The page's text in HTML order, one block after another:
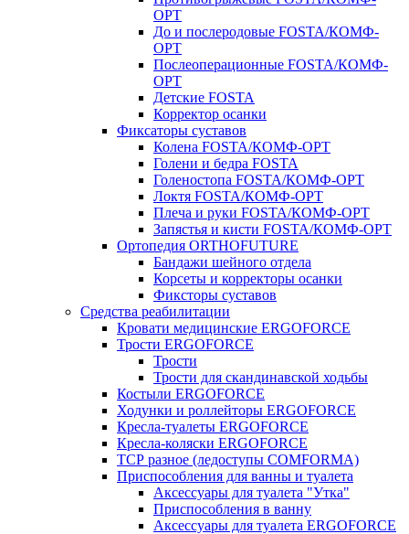
ОРТ
До и послеродовые FOSTA/КОМФ-
ОРТ
Послеоперационные FOSTA/КОМФ-
ОРТ
Детские FOSTA
Корректор осанки
Фиксаторы суставов
Колена FOSTA/КОМФ-ОРТ
Голени и бедра FOSTA
Голеностопа FOSTA/КОМФ-ОРТ
Локтя FOSTA/КОМФ-ОРТ
Плеча и руки FOSTA/КОМФ-ОРТ
Запястья и кисти FOSTA/КОМФ-ОРТ
Ортопедия ORTHOFUTURE
Бандажи шейного отдела
Корсеты и корректоры осанки
Фиксторы суставов
Средства реабилитации
Кровати медицинские ERGOFORCE
Трости ERGOFORCE
Трости
Трости для скандинавской ходьбы
Костыли ERGOFORCE
Ходунки и роллейторы ERGOFORCE
Кресла-туалеты ERGOFORCE
Кресла-коляски ERGOFORCE
ТСР разное (ледоступы COMFORMA)
Приспособления для ванны и туалета
Аксессуары для туалета "Утка"
Приспособления в ванну
Аксессуары для туалета ERGOFORCE